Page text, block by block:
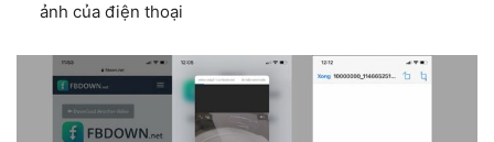
ảnh của điện thoại